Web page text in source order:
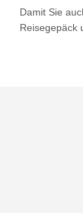
Damit Sie
Reisegepäck